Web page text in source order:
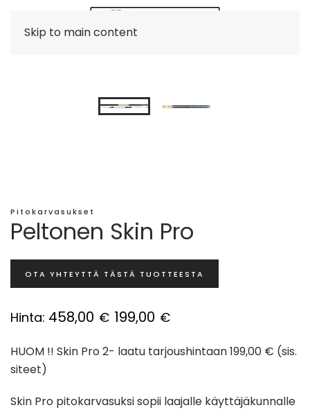
Skip to main content
Pitokarvasukset
Peltonen Skin Pro
OTA YHTEYTTÄ TÄSTÄ TUOTTEESTA
Hinta: 458,00 € 199,00 €
HUOM !! Skin Pro 2- laatu tarjoushintaan 199,00 € (sis.
siteet)
Skin Pro pitokarvasuksi sopii laajalle käyttäjäkunnalle